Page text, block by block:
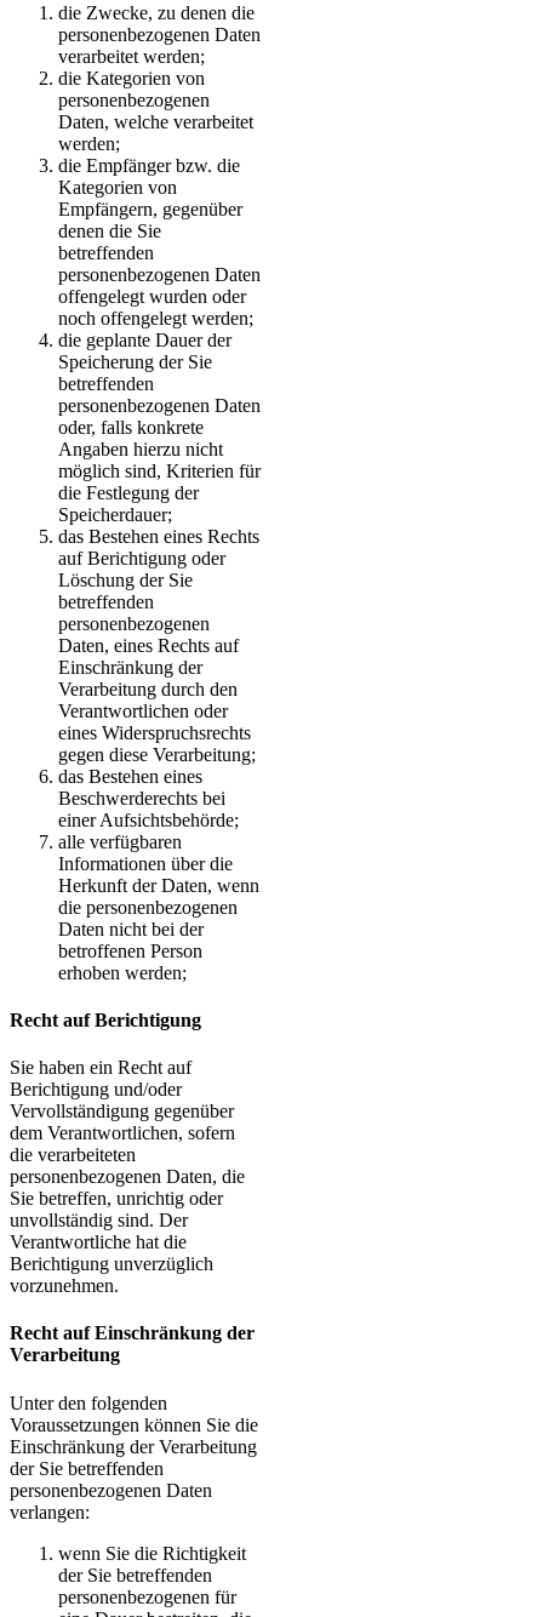
die Zwecke, zu denen die
personenbezogenen Daten
verarbeitet werden;
die Kategorien von
personenbezogenen
Daten, welche verarbeitet
werden;
die Empfänger bzw. die
Kategorien von
Empfängern, gegenüber
denen die Sie
betreffenden
personenbezogenen Daten
offengelegt wurden oder
noch offengelegt werden;
die geplante Dauer der
Speicherung der Sie
betreffenden
personenbezogenen Daten
oder, falls konkrete
Angaben hierzu nicht
möglich sind, Kriterien für
die Festlegung der
Speicherdauer;
das Bestehen eines Rechts
auf Berichtigung oder
Löschung der Sie
betreffenden
personenbezogenen
Daten, eines Rechts auf
Einschränkung der
Verarbeitung durch den
Verantwortlichen oder
eines Widerspruchsrechts
gegen diese Verarbeitung;
das Bestehen eines
Beschwerderechts bei
einer Aufsichtsbehörde;
alle verfügbaren
Informationen über die
Herkunft der Daten, wenn
die personenbezogenen
Daten nicht bei der
betroffenen Person
erhoben werden;
Recht auf Berichtigung
Sie haben ein Recht auf
Berichtigung und/oder
Vervollständigung gegenüber
dem Verantwortlichen, sofern
die verarbeiteten
personenbezogenen Daten, die
Sie betreffen, unrichtig oder
unvollständig sind. Der
Verantwortliche hat die
Berichtigung unverzüglich
vorzunehmen.
Recht auf Einschränkung der
Verarbeitung
Unter den folgenden
Voraussetzungen können Sie die
Einschränkung der Verarbeitung
der Sie betreffenden
personenbezogenen Daten
verlangen:
wenn Sie die Richtigkeit
der Sie betreffenden
personenbezogenen für